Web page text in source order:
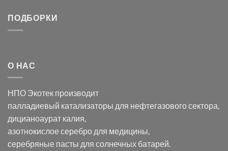
оксида
в
электролите
калий
дицианоаурат–
гексацианоферрата
ПОДБОРКИ
О НАС
НПО Экотек производит
палладиевый катализаторы для нефтегазового сектора,
дицианоаурат калия,
азотнокислое серебро для медицины,
серебряные пасты для солнечных батарей.